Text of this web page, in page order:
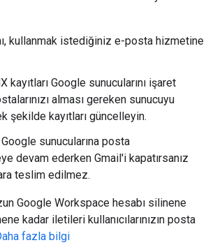
kullanmak istediğiniz e-posta hizmetine
kayıtları Google sunucularını işaret
alması gereken sunucuyu
şekilde kayıtları güncelleyin.
Google sunucularına posta
devam ederken Gmail'i kapatırsanız
teslim edilmez.
Google Workspace hesabı silinene
kadar iletileri kullanıcılarınızın posta
fazla bilgi